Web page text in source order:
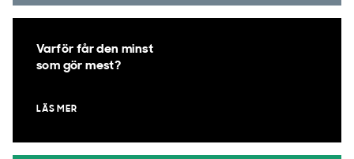
Varför får den minst
som gör mest?
LÄS MER